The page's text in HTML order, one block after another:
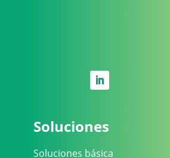
Soluciones
Soluciones básica